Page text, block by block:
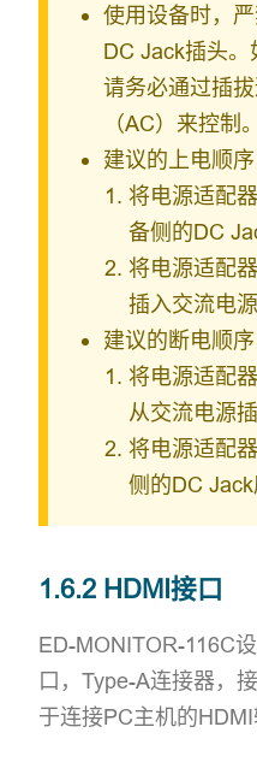
使用设备时，
DC Jack插头。
请务必通过插
（AC）来控制。
建议的上电顺序
将电源适配
备侧的DC
将电源适配
插入交流电源
建议的断电顺序
将电源适配
从交流电源
将电源适配
侧的DC Jack
1.6.2 HDMI接口
ED-MONITOR-116C
口，Type-A连接器，
于连接PC主机的HDMI